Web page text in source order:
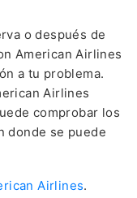
o después de
American Airlines
a tu problema.
Airlines
comprobar los
donde se puede
Airlines.